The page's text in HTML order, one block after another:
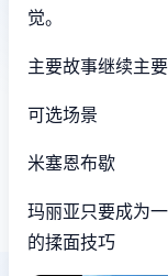
觉。
主要故事继续主
可选场景
米塞恩布歇
玛丽亚只要成为
的揉面技巧